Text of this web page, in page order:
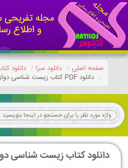
صفحه اصلی دانلود سرا
دانلود
دانلود PDF کتاب زیست شناسی دوازدهم تجربی
دانلود کتاب زیست شناسی